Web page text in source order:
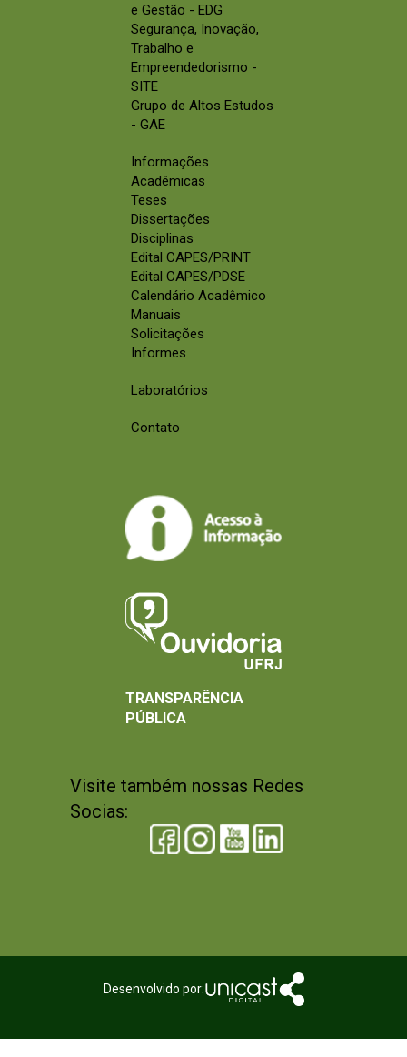
e Gestão - EDG
Segurança, Inovação,
Trabalho e
Empreendedorismo -
SITE
Grupo de Altos Estudos
- GAE
Informações
Acadêmicas
Teses
Dissertações
Disciplinas
Edital CAPES/PRINT
Edital CAPES/PDSE
Calendário Acadêmico
Manuais
Solicitações
Informes
Laboratórios
Contato
Visite também nossas Redes
Socias:
TRANSPARÊNCIA
PÚBLICA
Desenvolvido por: